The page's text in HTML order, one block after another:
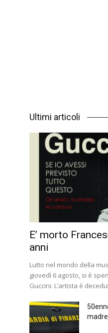
Ultimi articoli
E’ morto
anni
Lutto nel mondo della
giovedì 6 agosto, si è
Guccini. L’artista è
madre